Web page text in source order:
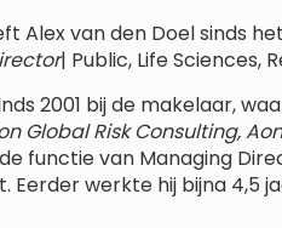
Alex van den Doel sinds
| Public, Life Sciences,
2001 bij de makelaar,
Global Risk Consulting,
functie van Managing
Eerder werkte hij bijna 4,5